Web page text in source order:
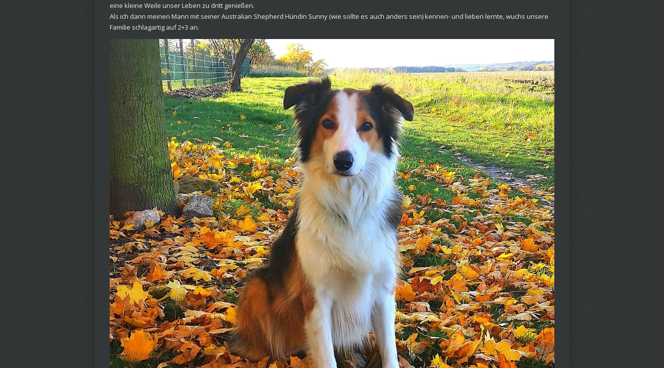
eine kleine Weile unser Leben zu dritt genießen.
Als ich dann meinen Mann mit seiner Australian Shepherd Hündin Sunny (wie sollte es auch anders sein) kennen- und lieben lernte, wuchs unsere
Familie schlagartig auf 2+3 an.